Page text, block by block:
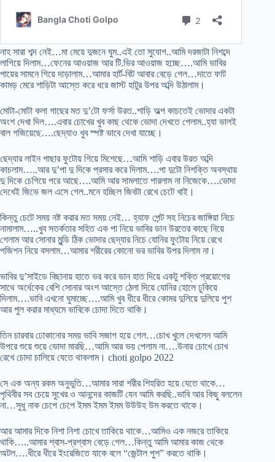
নাহ সারা শব্দ নেই…মা মেয়ে দুজনে ঘুম..এই তো সুযোগ..আমি দরজাটা নিশব্দে
লাগিয়ে দিলাম…ফেনের আওয়াজ আর টি.ভির আওয়াজ হচ্ছে….আমি ভাবির
পায়ের সামনে গিয়ে দাড়ালাম…আমার হার্ট-বিট আবার বেড়ে গেল…দাতে ফাট
কামড় মেরে শাড়িটা আস্তে করে ধরে জাস্ট হাটুর উপর অব্দি উঠালাম।
মোটা-মোটা কলা গাছের মত দু’টো ফর্সা উরত..শাড়ি অল্প কাচতেই ভোদার একটা
অংশ দেখা দিল….এবার চোখের খুব কাছ থেকে ভোদা দেখতে পেলাম..হ্যা ভালই
বাল গজিয়েছে….ছেদ্যাও খুব স্পষ্ট ভাবে দেখা যাচ্ছে।
ছেদ্যার লাইন পাছার ফুটোয় গিয়ে মিশেছে…আমি শাড়ি এবার উরত অব্দি
কাচলাম…..আর দু’পা দু দিকে প্রসার করে দিলাম….পা দুটো নিশক্তি অবস্থায়
দু দিকে চেগিয়ে পরে আছে….আমি আর সামলাতে পারলাম না নিজেকে….ভোদা
দেখেই জিভে জল এসে গেল..মনে হচ্ছিল জিবটা রেখে চেটে খাই।
কিন্তু চেটে সময় নষ্ট করার মত সময় নেই… হ্যাফ পেন্ট সহ নিচের জাঙ্গিয়া নিচে
নামালাম…..খুব সতর্কতার সহিত এক পা নিয়ে ভাবির ডান উরতের কাছে নিয়ে
গেলাম আর সোনার মুন্ডি ঠিক ভোদার ছেদ্যার নিচে যোনির ফুটোয় নিয়ে রেখে
পজিশন নিয়ে বসলাম…আমার শরীরের কোনো ভর ভাবির উপর দিলাম না।
ভাবির দু’সাইডে বিছানায় হাতে ভর করে ডান হাত দিয়ে একটু শক্তি প্রয়োগের
সাথে অর্ধেকের বেশি সোনার অংশ আস্তে ঠেলা দিয়ে যোনির হোলে ঢুকিয়ে
দিলাম….ভাবি এখনো ঘুমাচ্ছে….আমি খুব ধীরে ধীরে কোমর দুলিয়ে দুলিয়ে পুশ
আর পুল করার মাধ্যমে ভাবিকে চোদা দিতে থাকি।
তিন চারবার ঢোকানোর সময় ভাবি সজাগ হয়ে গেল…চোখ খুলে দেখলেন আমি
উপরে শুয়ে শুয়ে ভোদা মারছি…আমি আর ভয় পেলাম না….উনার চোখে চোখ
রেখে চোদা চালিয়ে যেতে থাকলাম। choti golpo 2022
সে এক অন্য রকম অনুভুতি…আমার সারা শরীর শিহরিত হয়ে যেতে থাকে…
পৃথিবীর সব চেয়ে সুখের ও আনন্দের কাজটি যেন আমি করছি..ভাবি আর কিছু বললেন
না…সুধু নাক চেপে চেপে ইমম ইমম ইমম উউউহ উম করতে থাকে।
আর আমার দিকে নিশা নিশা চোখে তাকিয়ে থাকে…আমিও এক নজরে তাকিয়ে
থাকি…..আমার শ্বাস-প্রশ্বাস বেড়ে গেল…কিন্তু আমি আমার কাজ থেকে
অটল….ধীরে ধীরে ইংরেজিতে যাকে বলে “জেন্টাল পুশ” করতে থাকি।